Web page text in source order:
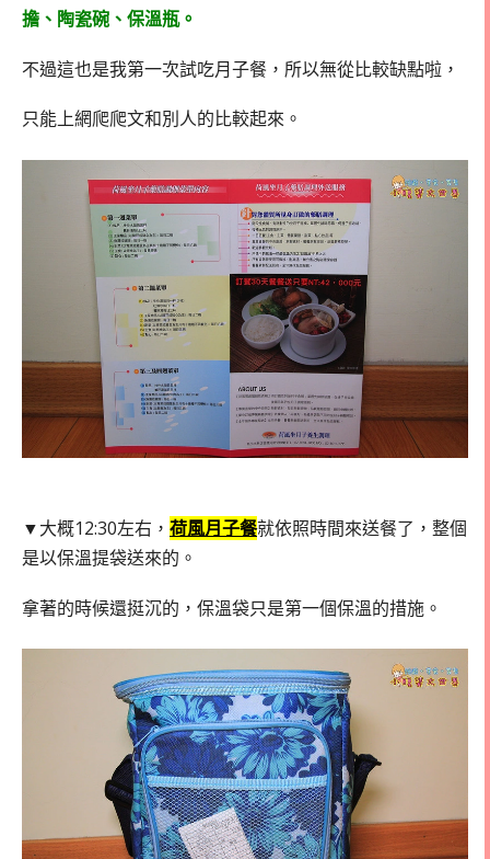
擔、陶瓷碗、保溫瓶。
不過這也是我第一次試吃月子餐，所以無從比較缺點啦，
只能上網爬爬文和別人的比較起來。
▼大概12:30左右， 荷風月子餐就依照時間來送餐了，整個
是以保溫提袋送來的。
拿著的時候還挺沉的，保溫袋只是第一個保溫的措施。